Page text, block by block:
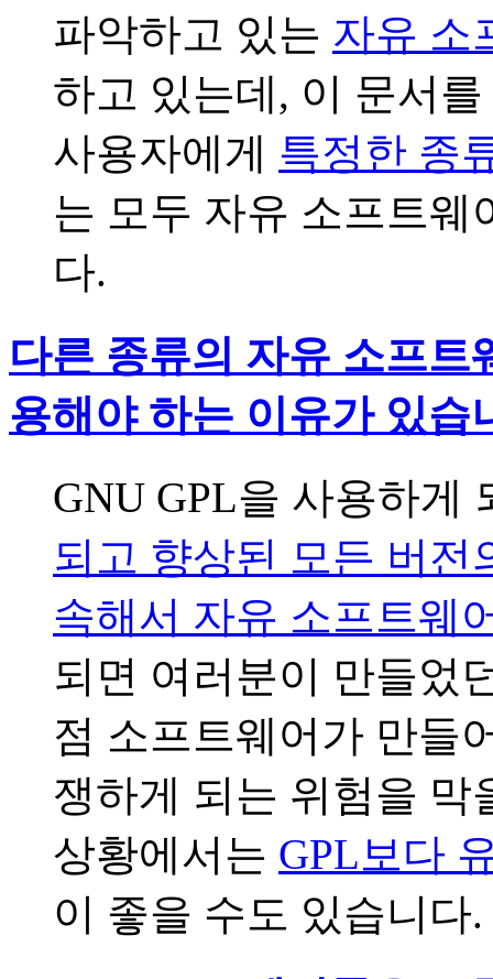
파악하고 있는 자유 소
하고 있는데, 이 문서
사용자에게 특정한 종
는 모두 자유 소프트웨
다.
다른 종류의 자유 소프
용해야 하는 이유가 있습
GNU GPL을 사용하게
되고 향상된 모든 버전
속해서 자유 소프트웨
되면 여러분이 만들었
점 소프트웨어가 만들
쟁하게 되는 위험을 막
상황에서는 GPL보다
이 좋을 수도 있습니다.